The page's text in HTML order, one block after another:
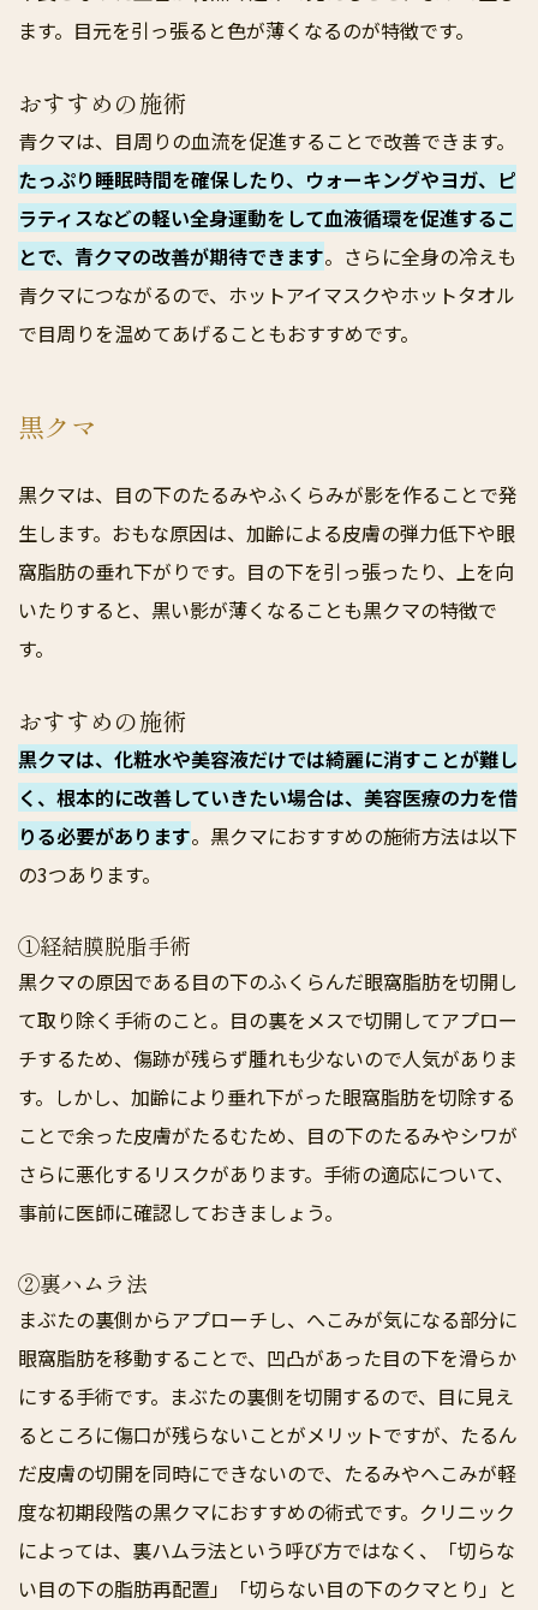
ます。目元を引っ張ると色が薄くなるのが特徴です。
おすすめの施術
青クマは、目周りの血流を促進することで改善できます。
たっぷり睡眠時間を確保したり、ウォーキングやヨガ、ピ
ラティスなどの軽い全身運動をして血液循環を促進するこ
とで、青クマの改善が期待できます。さらに全身の冷えも
青クマにつながるので、ホットアイマスクやホットタオル
で目周りを温めてあげることもおすすめです。
黒クマ
黒クマは、目の下のたるみやふくらみが影を作ることで発
生します。おもな原因は、加齢による皮膚の弾力低下や眼
窩脂肪の垂れ下がりです。目の下を引っ張ったり、上を向
いたりすると、黒い影が薄くなることも黒クマの特徴で
す。
おすすめの施術
黒クマは、化粧水や美容液だけでは綺麗に消すことが難し
く、根本的に改善していきたい場合は、美容医療の力を借
りる必要があります。黒クマにおすすめの施術方法は以下
の3つあります。
①経結膜脱脂手術
黒クマの原因である目の下のふくらんだ眼窩脂肪を切開し
て取り除く手術のこと。目の裏をメスで切開してアプロー
チするため、傷跡が残らず腫れも少ないので人気がありま
す。しかし、加齢により垂れ下がった眼窩脂肪を切除する
ことで余った皮膚がたるむため、目の下のたるみやシワが
さらに悪化するリスクがあります。手術の適応について、
事前に医師に確認しておきましょう。
②裏ハムラ法
まぶたの裏側からアプローチし、へこみが気になる部分に
眼窩脂肪を移動することで、凹凸があった目の下を滑らか
にする手術です。まぶたの裏側を切開するので、目に見え
るところに傷口が残らないことがメリットですが、たるん
だ皮膚の切開を同時にできないので、たるみやへこみが軽
度な初期段階の黒クマにおすすめの術式です。クリニック
によっては、裏ハムラ法という呼び方ではなく、「切らな
い目の下の脂肪再配置」「切らない目の下のクマとり」と